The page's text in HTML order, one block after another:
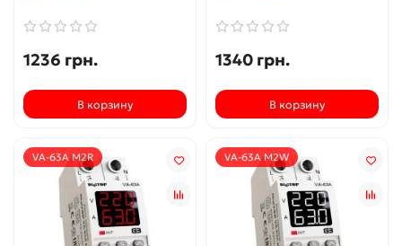
1236 грн.
В корзину
1340 грн.
В корзину
VА-63A M2R VА-63A M2W